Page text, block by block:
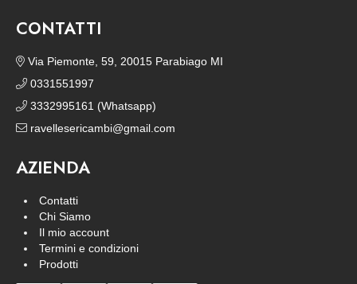
CONTATTI
Via Piemonte, 59, 20015 Parabiago MI
0331551997
3332995161 (Whatsapp)
ravellesericambi@gmail.com
AZIENDA
Contatti
Chi Siamo
Il mio account
Termini e condizioni
Prodotti